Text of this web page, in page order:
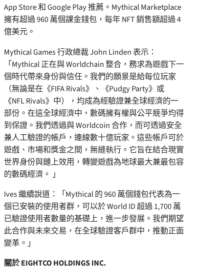
App Store 和 Google Play 推薦。Mythical Marketplace
擁有超過 960 萬個課金錢包，每年 NFT 銷售額超過 4
億美元。
Mythical Games 行政總裁John Linden表示：
「Mythical 正在與 Worldchain 整合，務求為遊戲下一
個時代帶來身份與信任。我們的願景是給每位玩家
（無論是在《FIFA Rivals》、《Pudgy Party》或
《NFL Rivals》中），均成為經驗證兼全球經濟的一
部份。在這全球經濟中，數碼擁有權與公平競爭均得
到保證。我們透過與 Worldcoin 合作，而可透過安全
兼人工驗證的帳戶，連線數十億玩家。這些帳戶可於
遊戲、市場和獎金之間，無縫執行。它旨在結合現實
世界身份與鏈上效用，轉變遊戲為地球最大兼最包容
的數碼經濟。 」
Ives 繼續說道：「Mythical 的 960 萬個錢包代表為一
個已安裝的使用者群，可以於 World ID 超過 1,700 萬
已驗證使用者數量的基礎上，進一步發展。我們期望
此合作與未來交易，在全球驗證客戶群中，推動正面
變革。」
關於 EIGHTCO HOLDINGS INC.